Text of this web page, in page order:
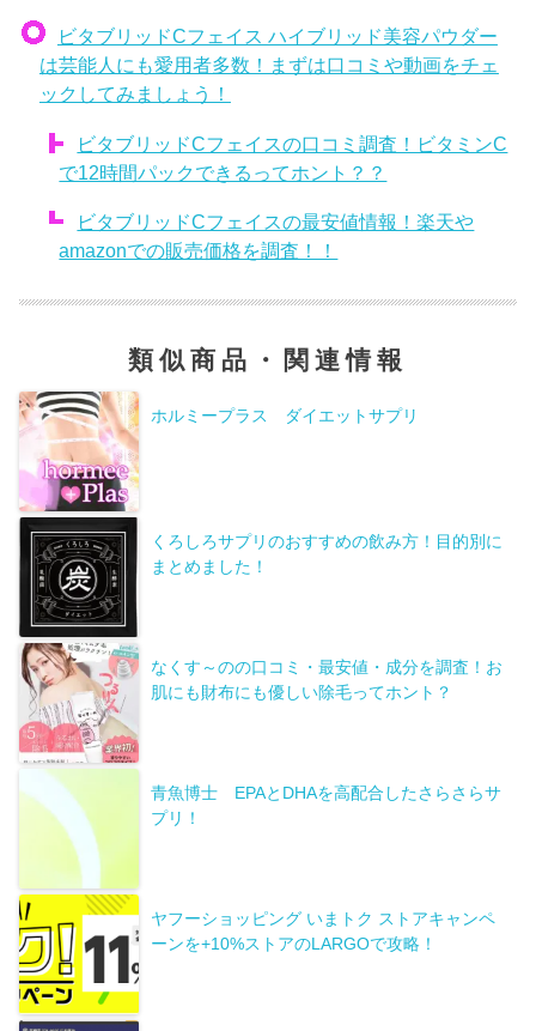
ビタブリッドCフェイス ハイブリッド美容パウダー
は芸能人にも愛用者多数！まずは口コミや動画をチェ
ックしてみましょう！
ビタブリッドCフェイスの口コミ調査！ビタミンC
で12時間パックできるってホント？？
ビタブリッドCフェイスの最安値情報！楽天や
amazonでの販売価格を調査！！
類似商品・関連情報
ホルミープラス ダイエットサプリ
くろしろサプリのおすすめの飲み方！目的別に
まとめました！
なくす～のの口コミ・最安値・成分を調査！お
肌にも財布にも優しい除毛ってホント？
青魚博士 EPAとDHAを高配合したさらさらサ
プリ！
ヤフーショッピング いまトク ストアキャンペ
ーンを+10%ストアのLARGOで攻略！